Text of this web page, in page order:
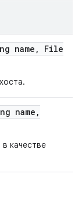
name ,
File
name ,
качестве